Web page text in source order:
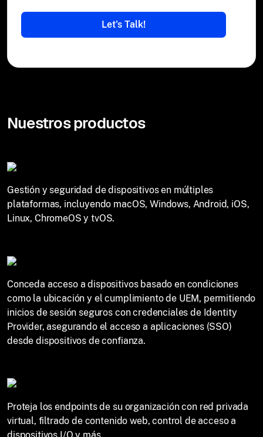
Nuestros productos
Gestión y seguridad de dispositivos en múltiples
plataformas, incluyendo macOS, Windows, Android, iOS,
Linux, ChromeOS y tvOS.
Conceda acceso a dispositivos basado en condiciones
como la ubicación y el cumplimiento de UEM, permitiendo
inicios de sesión seguros con credenciales de Identity
Provider, asegurando el acceso a aplicaciones (SSO)
desde dispositivos de confianza.
Proteja los endpoints de su organización con red privada
virtual, filtrado de contenido web, control de acceso a